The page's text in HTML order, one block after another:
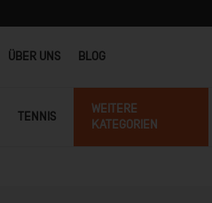
ÜBER UNS BLOG
TENNIS
WEITERE
KATEGORIEN